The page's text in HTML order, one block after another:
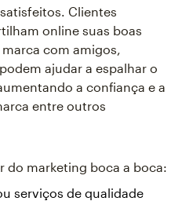
Clientes
online suas boas
com amigos,
ajudar a espalhar o
a confiança e a
entre outros
do marketing boca a boca:
serviços de qualidade